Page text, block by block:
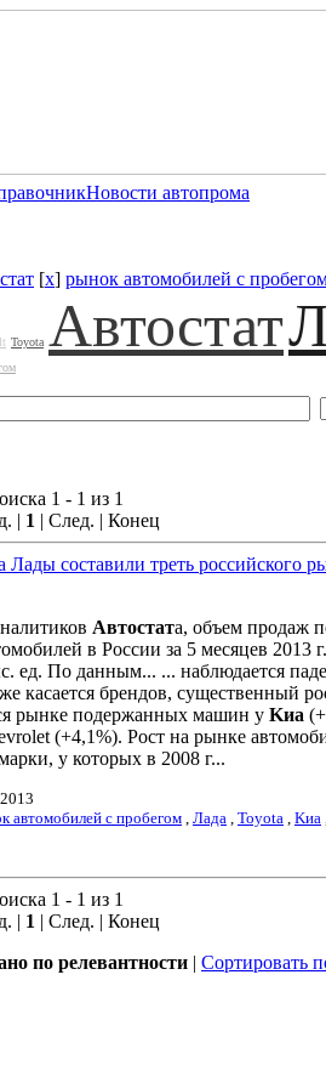
Новости автопрома
[x] рынок автомобилей с
Toyota Автостат
1 - 1 из 1
| 1 | След. | Конец
Лады составили треть российского
Автостата, объем продаж
в России за 5 месяцев 2013
ед. По данным... ... наблюдается
касается брендов, существенный
рынке подержанных машин у Kиа
(+4,1%). Рост на рынке
у которых в 2008 г...
автомобилей с пробегом , Лада , Toyota , Kиа
1 - 1 из 1
| 1 | След. | Конец
по релевантности | Сортировать